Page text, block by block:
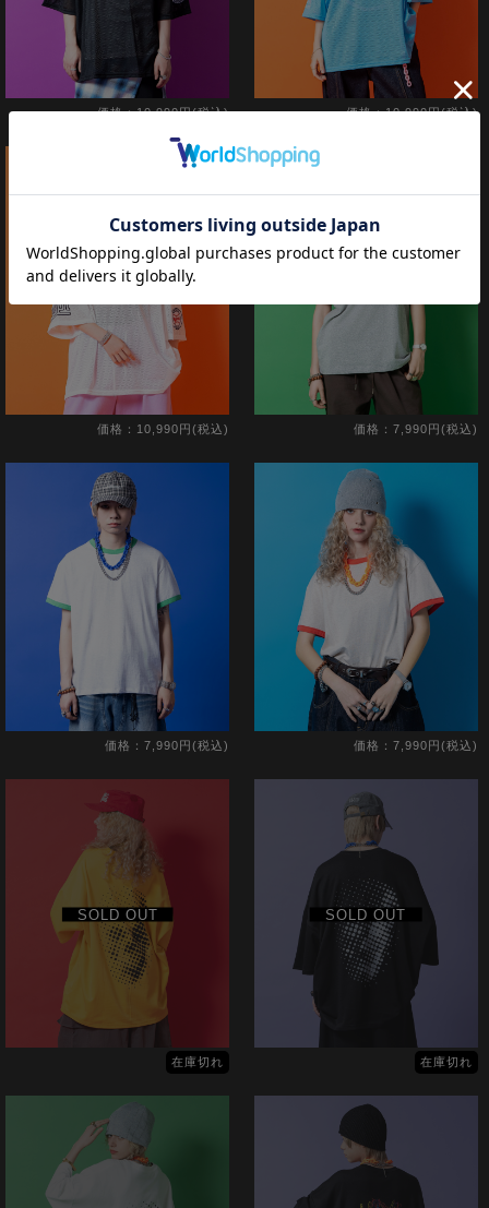
価格：10,990円(税込) 価格：10,990円(税込)
価格：10,990円(税込) 価格：7,990円(税込)
価格：7,990円(税込) 価格：7,990円(税込)
SOLD OUT
在庫切れ
SOLD OUT
在庫切れ